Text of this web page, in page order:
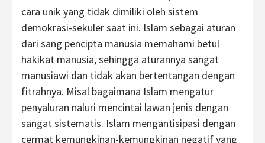
cara unik yang tidak dimiliki oleh sistem
demokrasi-sekuler saat ini. Islam sebagai aturan
dari sang pencipta manusia memahami betul
hakikat manusia, sehingga aturannya sangat
manusiawi dan tidak akan bertentangan dengan
fitrahnya. Misal bagaimana Islam mengatur
penyaluran naluri mencintai lawan jenis dengan
sangat sistematis. Islam mengantisipasi dengan
cermat kemungkinan-kemungkinan negatif yang